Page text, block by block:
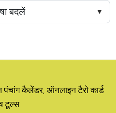
कैलेंडर, ऑनलाइन टैरो कार्ड
टूल्स